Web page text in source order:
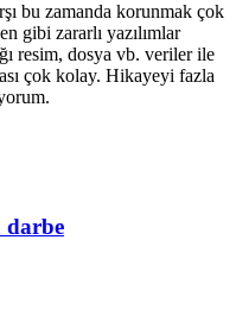
bu zamanda korunmak çok
gibi zararlı yazılımlar
resim, dosya vb. veriler ile
çok kolay. Hikayeyi fazla
darbe